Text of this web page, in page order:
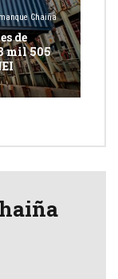
Chaiña
de
mil 505